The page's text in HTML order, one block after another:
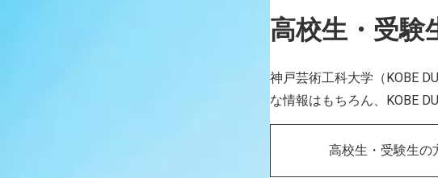
高校生・受験
神戸芸術工科大学（KOBE
な情報はもちろん、KOBE
高校生・受験生の